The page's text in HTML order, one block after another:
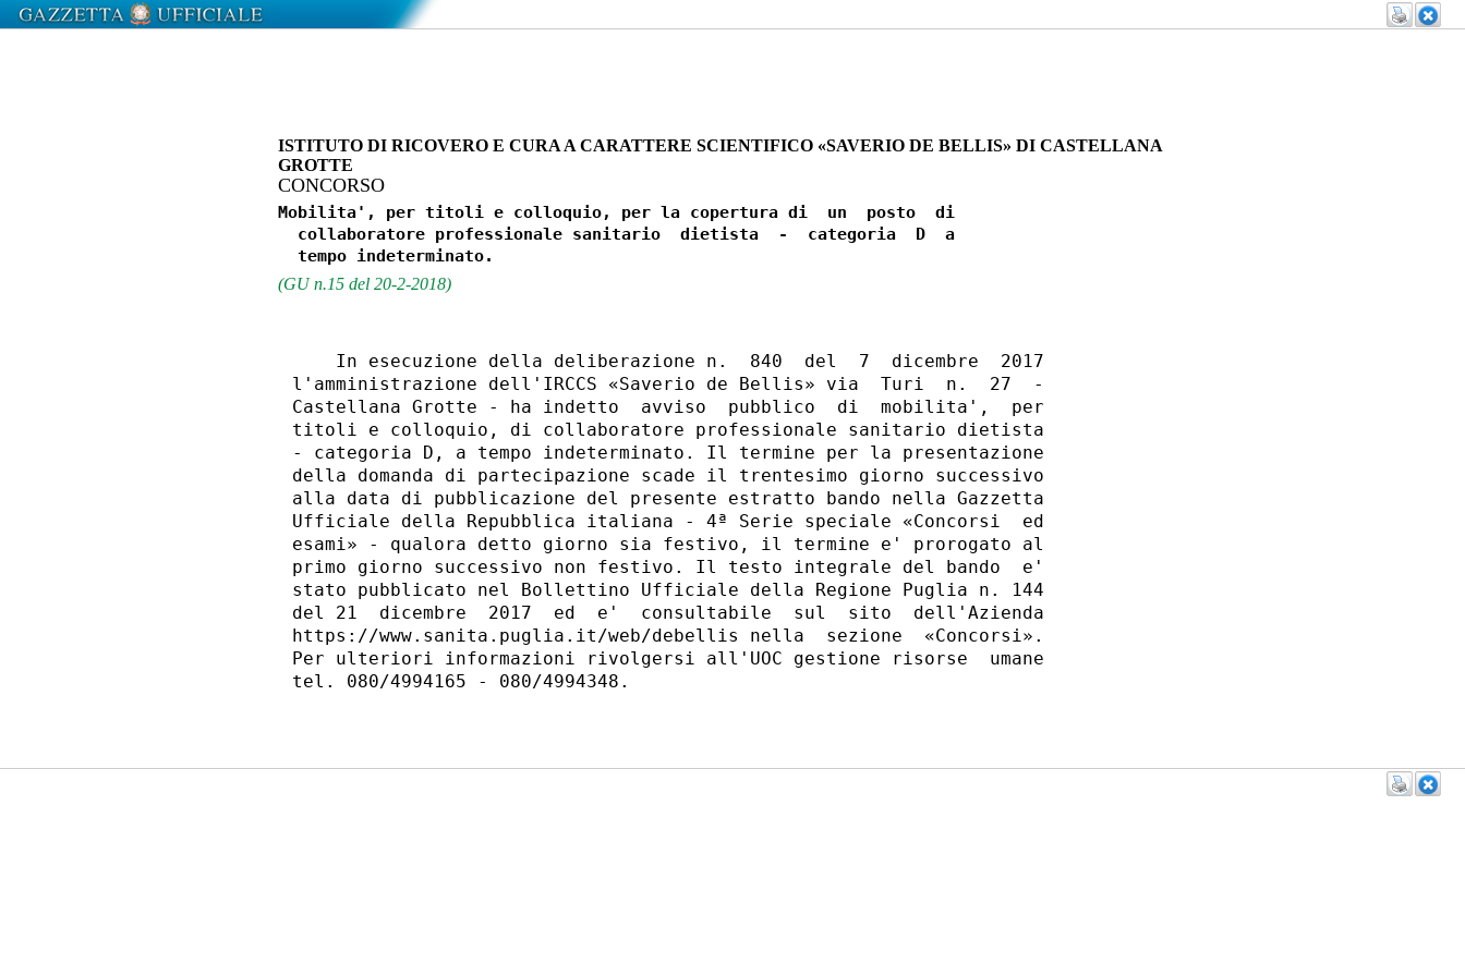
ISTITUTO DI RICOVERO E CURA A CARATTERE SCIENTIFICO «SAVERIO DE BELLIS» DI CASTELLANA
GROTTE
CONCORSO
Mobilita', per titoli e colloquio, per la copertura di  un  posto  di
  collaboratore professionale sanitario  dietista  -  categoria  D  a
(GU n.15 del 20-2-2018)
    In esecuzione della deliberazione n.  840  del  7  dicembre  2017
l'amministrazione dell'IRCCS «Saverio de Bellis» via  Turi  n.  27  -
Castellana Grotte - ha indetto  avviso  pubblico  di  mobilita',  per
titoli e colloquio, di collaboratore professionale sanitario dietista
- categoria D, a tempo indeterminato. Il termine per la presentazione
della domanda di partecipazione scade il trentesimo giorno successivo
alla data di pubblicazione del presente estratto bando nella Gazzetta
Ufficiale della Repubblica italiana - 4ª Serie speciale «Concorsi  ed
esami» - qualora detto giorno sia festivo, il termine e' prorogato al
primo giorno successivo non festivo. Il testo integrale del bando  e'
stato pubblicato nel Bollettino Ufficiale della Regione Puglia n. 144
del 21  dicembre  2017  ed  e'  consultabile  sul  sito  dell'Azienda
https://www.sanita.puglia.it/web/debellis nella  sezione  «Concorsi».
Per ulteriori informazioni rivolgersi all'UOC gestione risorse  umane
tel. 080/4994165 - 080/4994348.